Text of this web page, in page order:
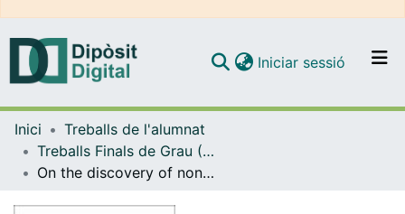
Navega per tot el DD
Iniciar sessió (current)
Inici
Treballs de l'alumnat
Treballs Finals de Grau (TFG) - Matemàtiques
On the discovery of non-Euclidean geometry